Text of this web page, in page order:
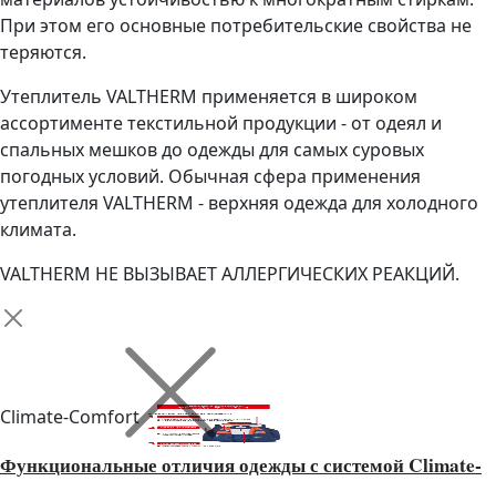
При этом его основные потребительские свойства не
теряются.
Утеплитель VALTHERM применяется в широком
ассортименте текстильной продукции - от одеял и
спальных мешков до одежды для самых суровых
погодных условий. Обычная сфера применения
утеплителя VALTHERM - верхняя одежда для холодного
климата.
VALTHERM НЕ ВЫЗЫВАЕТ АЛЛЕРГИЧЕСКИХ РЕАКЦИЙ.
Climate-Comfort
Функциональные отличия одежды с системой Climate-